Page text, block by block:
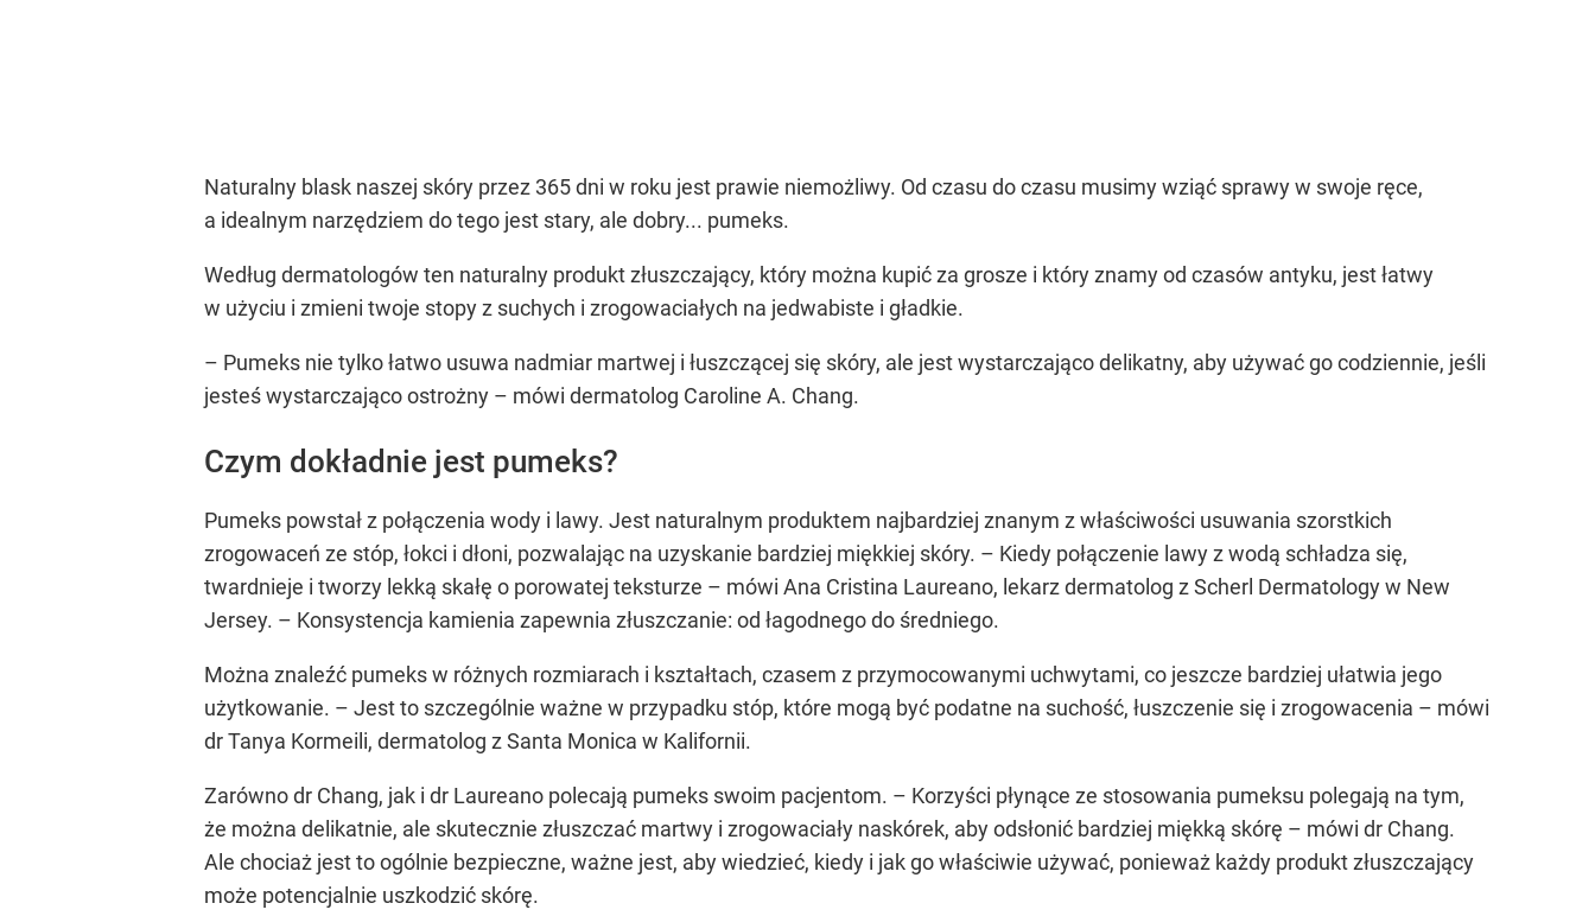
Naturalny blask naszej skóry przez 365 dni w roku jest prawie niemożliwy. Od czasu do czasu musimy wziąć sprawy w swoje ręce,
a idealnym narzędziem do tego jest stary, ale dobry... pumeks.
Według dermatologów ten naturalny produkt złuszczający, który można kupić za grosze i który znamy od czasów antyku, jest łatwy
w użyciu i zmieni twoje stopy z suchych i zrogowaciałych na jedwabiste i gładkie.
– Pumeks nie tylko łatwo usuwa nadmiar martwej i łuszczącej się skóry, ale jest wystarczająco delikatny, aby używać go codziennie, jeśli
jesteś wystarczająco ostrożny – mówi dermatolog Caroline A. Chang.
Czym dokładnie jest pumeks?
Pumeks powstał z połączenia wody i lawy. Jest naturalnym produktem najbardziej znanym z właściwości usuwania szorstkich
zrogowaceń ze stóp, łokci i dłoni, pozwalając na uzyskanie bardziej miękkiej skóry. – Kiedy połączenie lawy z wodą schładza się,
twardnieje i tworzy lekką skałę o porowatej teksturze – mówi Ana Cristina Laureano, lekarz dermatolog z Scherl Dermatology w New
Jersey. – Konsystencja kamienia zapewnia złuszczanie: od łagodnego do średniego.
Można znaleźć pumeks w różnych rozmiarach i kształtach, czasem z przymocowanymi uchwytami, co jeszcze bardziej ułatwia jego
użytkowanie. – Jest to szczególnie ważne w przypadku stóp, które mogą być podatne na suchość, łuszczenie się i zrogowacenia – mówi
dr Tanya Kormeili, dermatolog z Santa Monica w Kalifornii.
Zarówno dr Chang, jak i dr Laureano polecają pumeks swoim pacjentom. – Korzyści płynące ze stosowania pumeksu polegają na tym,
że można delikatnie, ale skutecznie złuszczać martwy i zrogowaciały naskórek, aby odsłonić bardziej miękką skórę – mówi dr Chang.
Ale chociaż jest to ogólnie bezpieczne, ważne jest, aby wiedzieć, kiedy i jak go właściwie używać, ponieważ każdy produkt złuszczający
może potencjalnie uszkodzić skórę.